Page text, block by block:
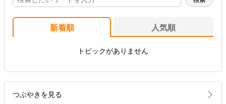
新着順 人気順
トピックがありません
つぶやきを見る